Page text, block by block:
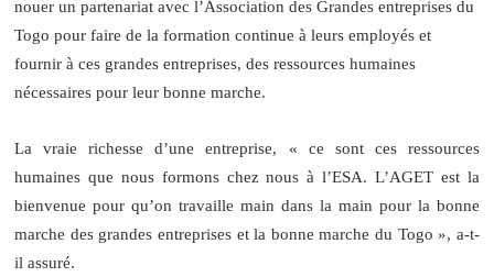
nouer un partenariat avec l’Association des Grandes entreprises du
Togo pour faire de la formation continue à leurs employés et
fournir à ces grandes entreprises, des ressources humaines
nécessaires pour leur bonne marche.
La vraie richesse d’une entreprise, « ce sont ces ressources
humaines que nous formons chez nous à l’ESA. L’AGET est la
bienvenue pour qu’on travaille main dans la main pour la bonne
marche des grandes entreprises et la bonne marche du Togo », a-t-
il assuré.